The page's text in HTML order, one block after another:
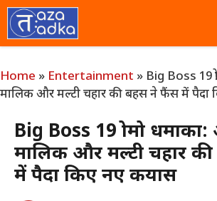
Skip
to
content
Home » Entertainment » Big Boss 19
मालिक और मल्टी चहार की बहस ने फैंस में पैदा
Big Boss 19 प्रोमो
मालिक और मल्टी चहार
में पैदा किए नए कयास